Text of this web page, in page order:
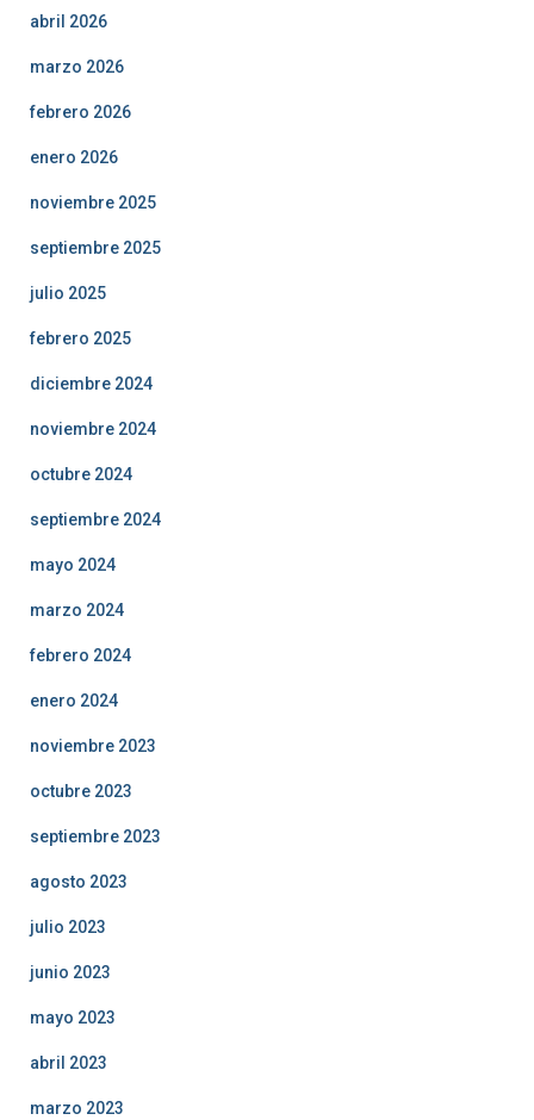
abril 2026
marzo 2026
febrero 2026
enero 2026
noviembre 2025
septiembre 2025
julio 2025
febrero 2025
diciembre 2024
noviembre 2024
octubre 2024
septiembre 2024
mayo 2024
marzo 2024
febrero 2024
enero 2024
noviembre 2023
octubre 2023
septiembre 2023
agosto 2023
julio 2023
junio 2023
mayo 2023
abril 2023
marzo 2023